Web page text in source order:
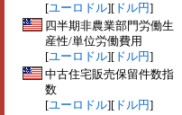
[ユーロドル][ ドル円]
四半期非農業部門労働生
産性/単位労働費用
[ユーロドル][ ドル円]
中古住宅販売保留件数指
数
[ユーロドル][ ドル円]